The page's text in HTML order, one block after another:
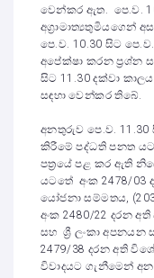
වෙන්කර ඇත. පෙ.ව.
අග්‍රාමාත්‍යතුමියගෙන්
පෙ.ව. 10.30 සිට
අපේක්ෂා කරන ප්‍රශ්න
සිට 11.30 දක්වා
සඳහා වෙන්කර තිබේ.
අනතුරුව පෙ.ව. 11.30
කිරීමේ පද්ධති පනත
පත්‍රයේ පළ කර ඇති
යටතේ අංක 2478/03
යෝජනා සම්මතය,
අංක 2480/22 දරන
සහ ශ්‍රී ලංකා අපනයන
2479/38 දරන අති
විවාදයට ගැනීමෙන්